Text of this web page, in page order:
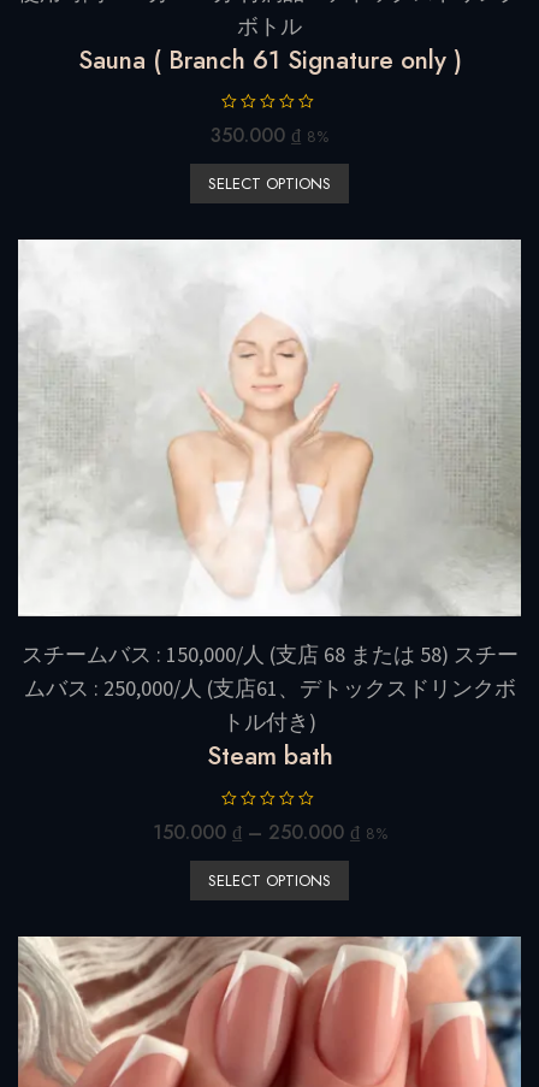
ボトル
Sauna ( Branch 61 Signature only )
R
t
e
d
o
350.000 ₫ 8%
SELECT OPTIONS
スチームバス : 150,000/人 (支店 68 または 58) スチー
ムバス : 250,000/人 (支店61、デトックスドリンクボ
トル付き)
Steam bath
R
a
t
e
d
o
u
t
o
f
5
150.000 ₫– 250.000 ₫ 8%
SELECT OPTIONS